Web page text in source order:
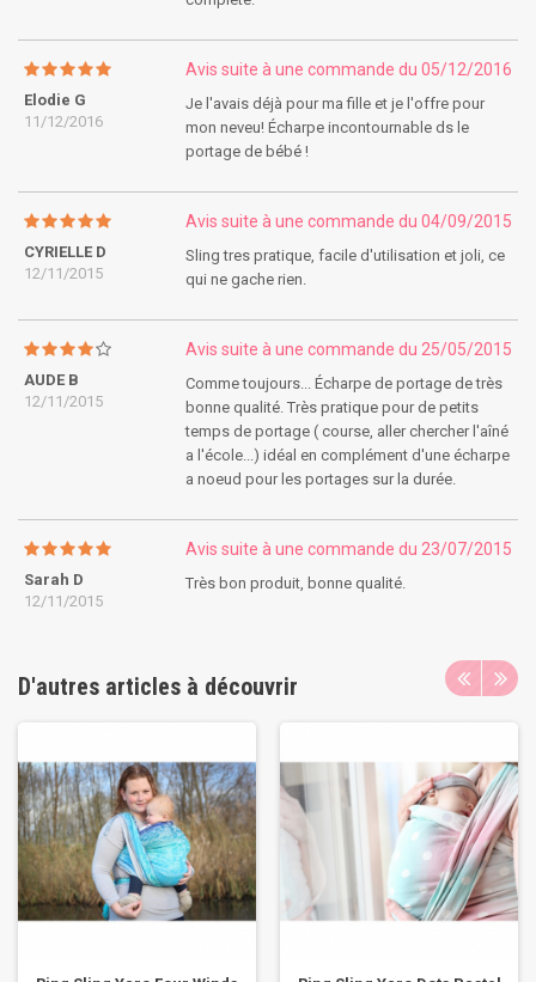
Elodie G
11/12/2016
Avis suite à une commande du 05/12/2016
Je l'avais déjà pour ma fille et je l'offre pour
mon neveu! Écharpe incontournable ds le
portage de bébé !
CYRIELLE D
12/11/2015
Avis suite à une commande du 04/09/2015
Sling tres pratique, facile d'utilisation et joli, ce
qui ne gache rien.
AUDE B
12/11/2015
Avis suite à une commande du 25/05/2015
Comme toujours... Écharpe de portage de très
bonne qualité. Très pratique pour de petits
temps de portage ( course, aller chercher l'aîné
a l'école...) idéal en complément d'une écharpe
a noeud pour les portages sur la durée.
Sarah D
12/11/2015
Avis suite à une commande du 23/07/2015
Très bon produit, bonne qualité.
D'autres articles à découvrir